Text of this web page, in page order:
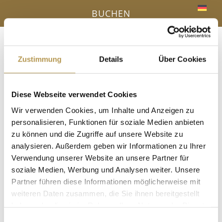
Zustimmung Details Über Cookies
Diese Webseite verwendet Cookies
Wir verwenden Cookies, um Inhalte und Anzeigen zu
personalisieren, Funktionen für soziale Medien anbieten
zu können und die Zugriffe auf unsere Website zu
analysieren. Außerdem geben wir Informationen zu Ihrer
Verwendung unserer Website an unsere Partner für
soziale Medien, Werbung und Analysen weiter. Unsere
Partner führen diese Informationen möglicherweise mit
weiteren Daten zusammen, die Sie ihnen bereitgestellt
IHR VORTEIL - DIREKTBUCHUNG ONLINE
a Menü
BUCHEN
« Alle Veranstaltungen
Diese Veranstaltung hat bereits stattgefunden.
Eis & Wärme Aufguss mit Esther
29 Juni, 11:30- 11:45
in der Panoramasauna